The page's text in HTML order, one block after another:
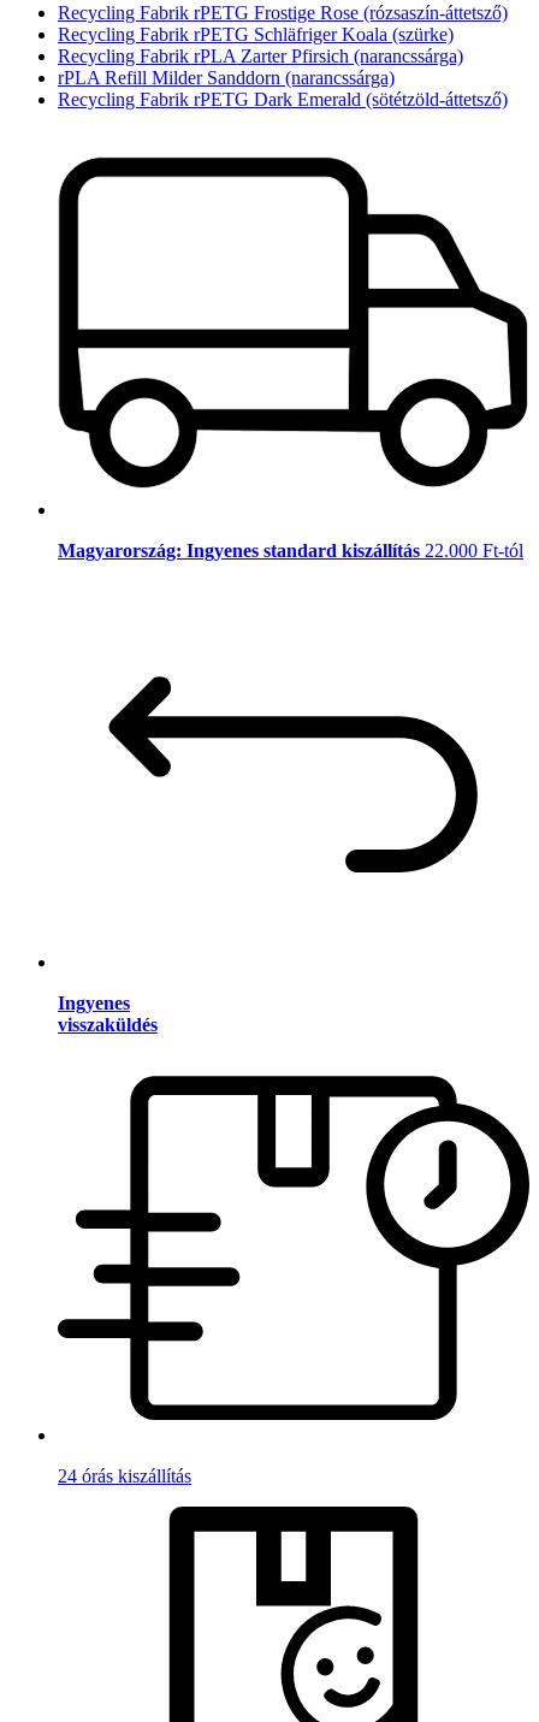
Recycling Fabrik rPETG Frostige Rose (rózsaszín-áttetsző)
Recycling Fabrik rPETG Schläfriger Koala (szürke)
Recycling Fabrik rPLA Zarter Pfirsich (narancssárga)
rPLA Refill Milder Sanddorn (narancssárga)
Recycling Fabrik rPETG Dark Emerald (sötétzöld-áttetsző)
Magyarország: Ingyenes standard kiszállítás 22.000 Ft-tól
Ingyenes
visszaküldés
24 órás kiszállítás